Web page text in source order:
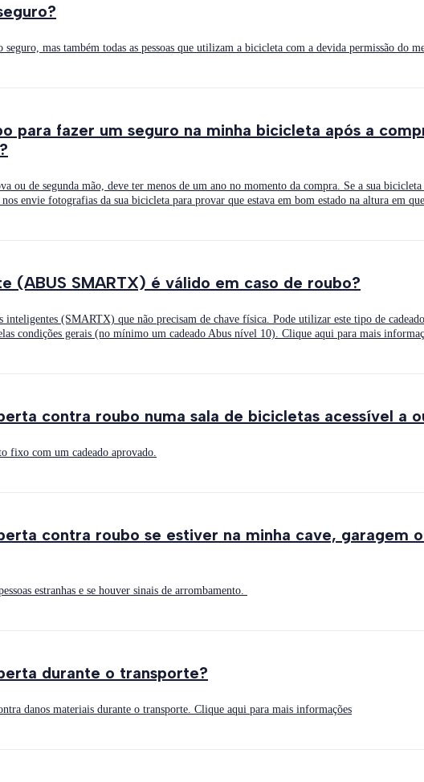
mas também todas as pessoas que utilizam a bicicleta com a devida permissão do
para fazer um seguro na minha bicicleta após a
ou de segunda mão, deve ter menos de um ano no momento da compra. Se a sua
envie fotografias da sua bicicleta para provar que estava em bom estado na altura em
(ABUS SMARTX) é válido em caso de roubo?
inteligentes (SMARTX) que não precisam de chave física. Pode utilizar este tipo de
condições gerais (no mínimo um cadeado Abus nível 10). Clique aqui para mais
contra roubo numa sala de bicicletas acessível a
fixo com um cadeado aprovado.
contra roubo se estiver na minha cave, garagem
estranhas e se houver sinais de arrombamento.
durante o transporte?
danos materiais durante o transporte. Clique aqui para mais informações